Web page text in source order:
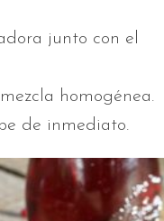
junto con el
homogénea.
de inmediato.